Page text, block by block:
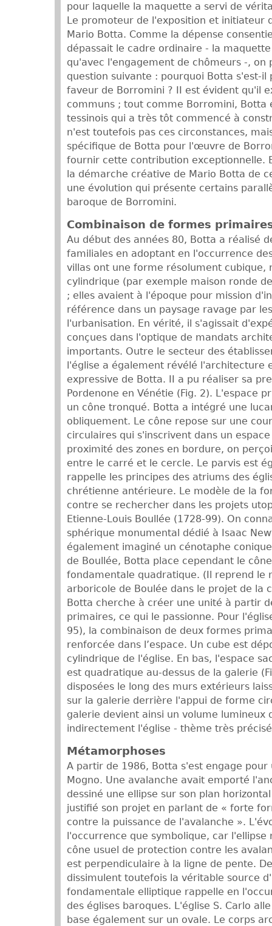
pour laquelle la maquette a servi de
Le promoteur de l'exposition et initiateur
Mario Botta. Comme la dépense
dépassait le cadre ordinaire - la
qu'avec l'engagement de chômeurs -, on
question suivante : pourquoi Botta s'est-
faveur de Borromini ? II est évident qu'il
communs ; tout comme Borromini, Botta
tessinois qui a très tôt commencé à
n'est toutefois pas ces circonstances,
spécifique de Botta pour l'œuvre de
fournir cette contribution exceptionnelle.
la démarche créative de Mario Botta de
une évolution qui présente certains
baroque de Borromini.
Combinaison de formes
Au début des années 80, Botta a réalisé
familiales en adoptant en l'occurrence
villas ont une forme résolument cubique,
cylindrique (par exemple maison ronde
; elles avaient à l'époque pour mission
référence dans un paysage ravage par
l'urbanisation. En vérité, il s'agissait
conçues dans l'optique de mandats
importants. Outre le secteur des
l'église a également révélé l'architecture
expressive de Botta. II a pu réaliser sa
Pordenone en Vénétie (Fig. 2). L'espace
un cône tronqué. Botta a intégré une
obliquement. Le cône repose sur une
circulaires qui s'inscrivent dans un
proximité des zones en bordure, on
entre le carré et le cercle. Le parvis est
rappelle les principes des atriums des
chrétienne antérieure. Le modèle de la
contre se rechercher dans les projets
Etienne-Louis Boullée (1728-99). On
sphérique monumental dédié à Isaac
également imaginé un cénotaphe
de Boullée, Botta place cependant le
fondamentale quadratique. (Il reprend le
arboricole de Boulée dans le projet de la
Botta cherche à créer une unité à partir
primaires, ce qui le passionne. Pour
95), la combinaison de deux formes
renforcée dans l’espace. Un cube est
cylindrique de l'église. En bas, l'espace
est quadratique au-dessus de la galerie
disposées le long des murs extérieurs
sur la galerie derrière l'appui de forme
galerie devient ainsi un volume lumineux
indirectement l'église - thème très
Métamorphoses
A partir de 1986, Botta s'est engage pour
Mogno. Une avalanche avait emporté
dessiné une ellipse sur son plan
justifié son projet en parlant de « forte
contre la puissance de l'avalanche ».
l'occurrence que symbolique, car l'ellipse
cône usuel de protection contre les
est perpendiculaire à la ligne de pente.
dissimulent toutefois la véritable source
fondamentale elliptique rappelle en
des églises baroques. L'église S. Carlo
base également sur un ovale. Le corps